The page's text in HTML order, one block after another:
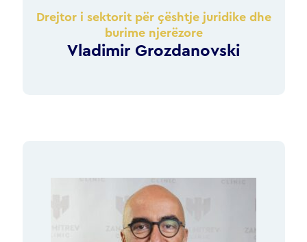
Drejtor i sektorit për ҫështje juridike dhe
burime njerëzore
Vladimir Grozdanovski